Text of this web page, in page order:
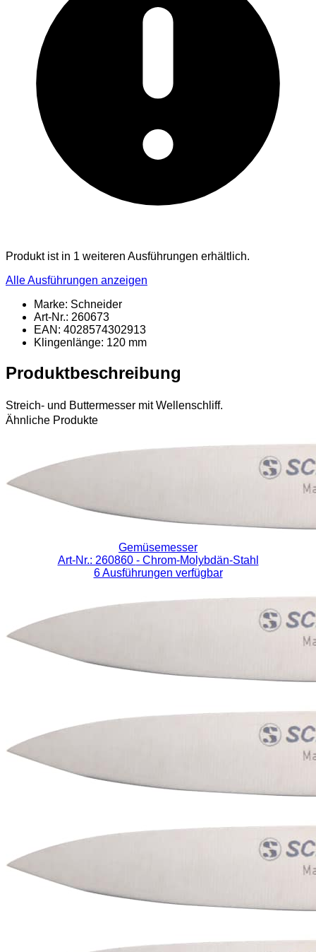
Produkt ist in 1 weiteren Ausführungen erhältlich.
Alle Ausführungen anzeigen
Marke: Schneider
Art-Nr.: 260673
EAN: 4028574302913
Klingenlänge: 120 mm
Produktbeschreibung
Streich- und Buttermesser mit Wellenschliff.
Ähnliche Produkte
Gemüsemesser
Art-Nr.: 260860 - Chrom-Molybdän-Stahl
6 Ausführungen verfügbar